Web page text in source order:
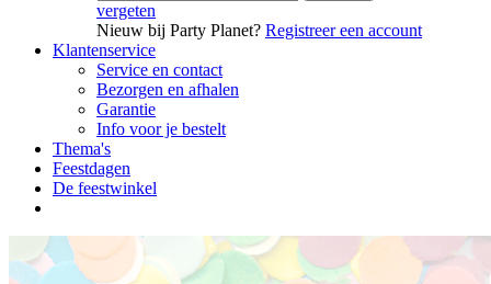
vergeten
Nieuw bij Party Planet? Registreer een account
Klantenservice
Service en contact
Bezorgen en afhalen
Garantie
Info voor je bestelt
Thema's
Feestdagen
De feestwinkel